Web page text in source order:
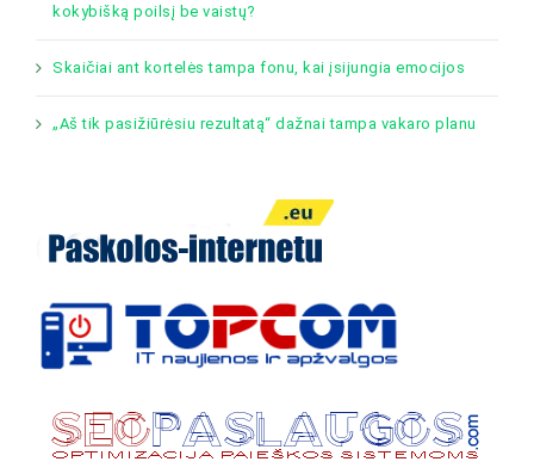
kokybišką poilsį be vaistų?
Skaičiai ant kortelės tampa fonu, kai įsijungia emocijos
„Aš tik pasižiūrėsiu rezultatą“ dažnai tampa vakaro planu